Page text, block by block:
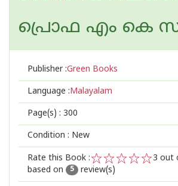
പ്രൊഫ എം കെ
Publisher :Green Books
Language :Malayalam
Page(s) : 300
Condition : New
Rate this Book :
2
1
3 out
based on
5 review(s)